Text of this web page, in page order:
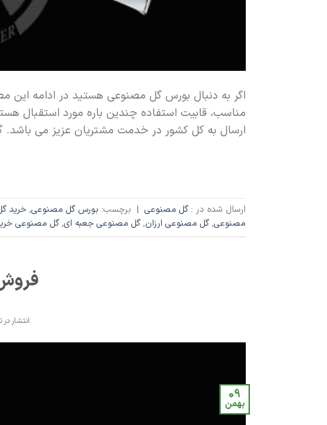
اگر به دنبال بورس گل مصنوعی هستید در ادامه این
مناسب، قابیت استفاده چندین باره مورد استقبال
ارسال به کل کشور در خدمت مشتریان عزیز می
ارسال شده در :گل مصنوعی | برچسب: بورس گل مصنوعی, خرید
مصنوعی,گل مصنوعی ارزان,گل مصنوعی جعبه ای,گل مصنوعی
انتشار در
09
بهمن